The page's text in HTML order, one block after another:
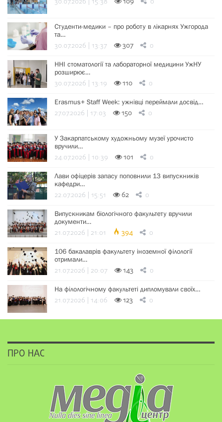
Студенти-медики – про роботу в лікарнях Ужгорода
та…
30.07.2026 | 13:37 307 0
ННІ стоматології та лабораторної медицини УжНУ
розширює…
30.07.2026 | 13:19 110 0
Erasmus+ Staff Week: ужнівці переймали досвід…
27.07.2026 | 17:03 150 0
У Закарпатському художньому музеї урочисто
вручили…
24.07.2026 | 10:39 101 0
Лави офіцерів запасу поповнили 13 випускників
кафедри…
22.07.2026 | 15:51 62 0
Випускникам біологічного факультету вручили
документи…
21.07.2026 | 21:01 394 0
106 бакалаврів факультету іноземної філології
отримали…
21.07.2026 | 20:07 143 0
На філологічному факультеті дипломували своїх…
21.07.2026 | 14:06 123 0
ПРО НАС